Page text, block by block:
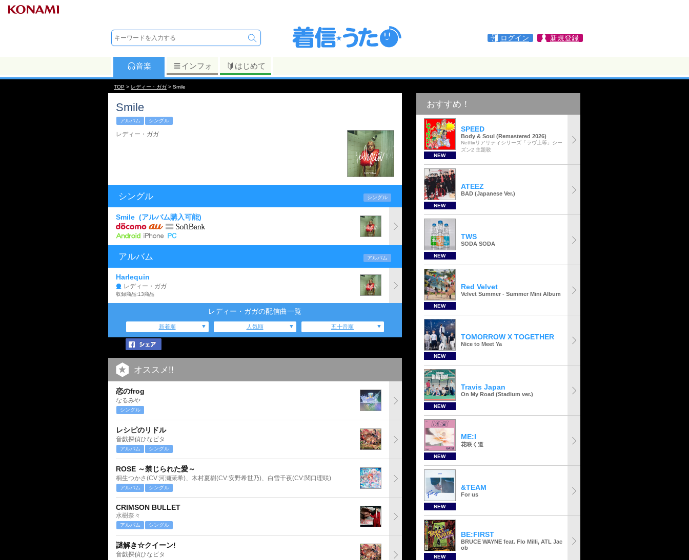
ログイン 新規登録
音楽 インフォ はじめて
TOP > レディー・ガガ > Smile
Smile
アルバム シングル
レディー・ガガ
シングル シングル
Smile (アルバム購入可能)
アルバム アルバム
Harlequin
レディー・ガガ
収録商品:13商品
レディー・ガガの配信曲一覧
新着順 人気順 五十音順
オススメ!!
恋のfrog
なるみや
シングル
レシピのリドル
音戯探偵ひなビタ
アルバム シングル
ROSE ～禁じられた愛～
桐生つかさ(CV:河瀬茉希)、木村夏樹(CV:安野希世乃)、白雪千夜(CV:関口理咲)
アルバム シングル
CRIMSON BULLET
水樹奈々
アルバム シングル
謎解き☆クイーン!
音戯探偵ひなビタ
おすすめ！
NEW
SPEED
Body & Soul (Remastered 2026)
Netflixリアリティシリーズ「ラヴ上等」シー
ズン2 主題歌
NEW
ATEEZ
BAD (Japanese Ver.)
NEW
TWS
SODA SODA
NEW
Red Velvet
Velvet Summer - Summer Mini Album
NEW
TOMORROW X TOGETHER
Nice to Meet Ya
NEW
Travis Japan
On My Road (Stadium ver.)
NEW
ME:I
花咲く道
NEW
&TEAM
For us
NEW
BE:FIRST
BRUCE WAYNE feat. Flo Milli, ATL Jac
ob